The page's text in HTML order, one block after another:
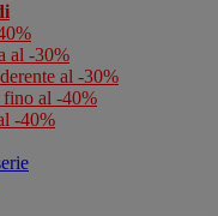
al -30%
al -30%
al -40%
-40%